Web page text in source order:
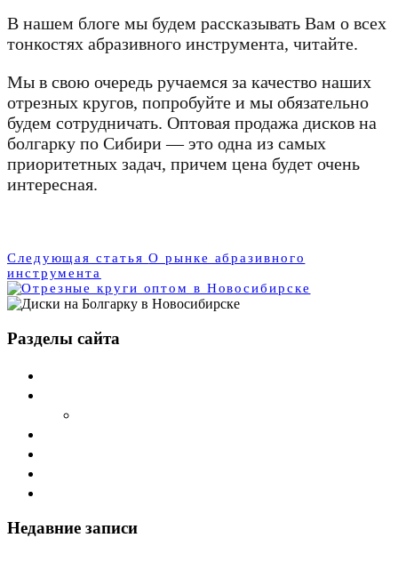
В нашем блоге мы будем рассказывать Вам о всех
тонкостях абразивного инструмента, читайте.
Мы в свою очередь ручаемся за качество наших
отрезных кругов, попробуйте и мы обязательно
будем сотрудничать. Оптовая продажа дисков на
болгарку по Сибири — это одна из самых
приоритетных задач, причем цена будет очень
интересная.
Следующая статьяО рынке абразивного
инструмента
Разделы сайта
Недавние записи